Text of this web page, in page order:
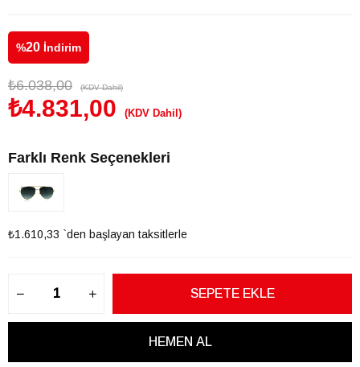
%20 İndirim
₺6.038,00 (KDV Dahil)
₺4.831,00 (KDV Dahil)
Farklı Renk Seçenekleri
₺1.610,33 `den başlayan taksitlerle